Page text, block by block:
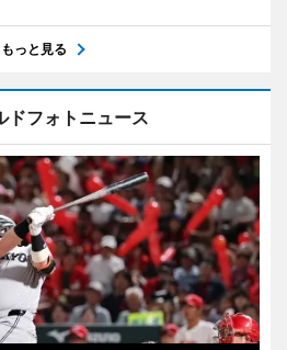
もっと見る
ドフォトニュース